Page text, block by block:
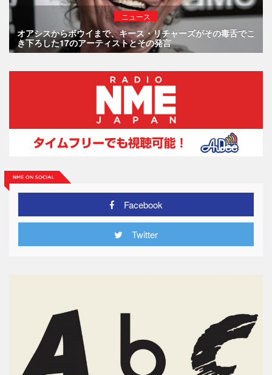
ニュース
オアシスからボウイまで、キース・リチャーズがその毒舌でこ
き下ろした17のアーティストとその発言
Facebook
Twitter